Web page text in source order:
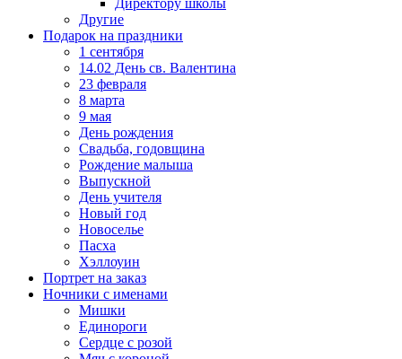
Директору школы
Другие
Подарок на праздники
1 сентября
14.02 День св. Валентина
23 февраля
8 марта
9 мая
День рождения
Свадьба, годовщина
Рождение малыша
Выпускной
День учителя
Новый год
Новоселье
Пасха
Хэллоуин
Портрет на заказ
Ночники с именами
Мишки
Единороги
Сердце с розой